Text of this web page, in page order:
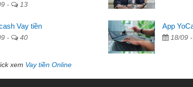
Mất 2 tuần các ngân hàng không ai cho vay.
cần có 2 triệu để giải quyết việc riêng, trong 1-2
được thôi. Cảm ơn đã giúp tôi kịp thời và nhanh
- 13
Vay tiền
- 40
App
18/09 -
xem Vay tiền Online